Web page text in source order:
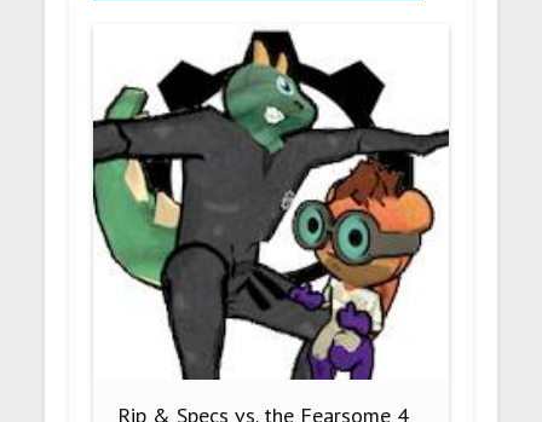
Rip & Specs vs. the Fearsome 4